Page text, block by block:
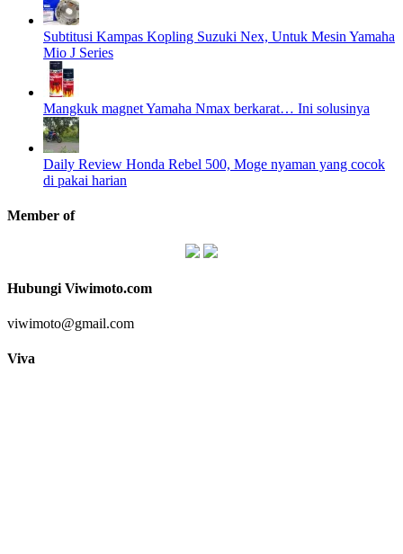
Subtitusi Kampas Kopling Suzuki Nex, Untuk Mesin Yamaha
Mio J Series
Mangkuk magnet Yamaha Nmax berkarat… Ini solusinya
Daily Review Honda Rebel 500, Moge nyaman yang cocok
di pakai harian
Member of
Hubungi Viwimoto.com
viwimoto@gmail.com
Viva